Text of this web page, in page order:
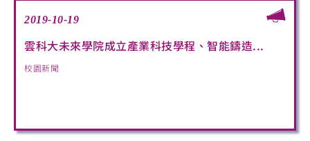
2019-10-19
雲科大未來學院成立產業科技學程、智能鑄造...
校園新聞